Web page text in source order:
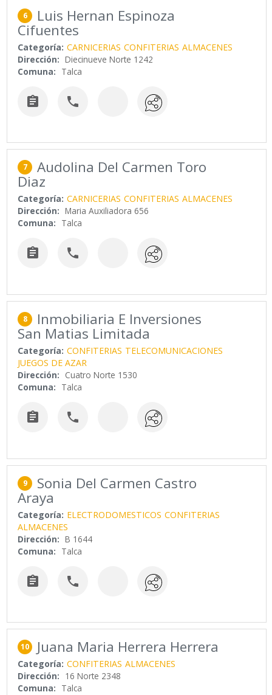
6 Luis Hernan Espinoza
Cifuentes
Categoría: CARNICERIAS CONFITERIAS ALMACENES
Dirección: Diecinueve Norte 1242
Comuna: Talca
 
7 Audolina Del Carmen Toro
Diaz
Categoría: CARNICERIAS CONFITERIAS ALMACENES
Dirección: Maria Auxiliadora 656
Comuna: Talca
 
8 Inmobiliaria E Inversiones
San Matias Limitada
Categoría: CONFITERIAS TELECOMUNICACIONES
JUEGOS DE AZAR
Dirección: Cuatro Norte 1530
Comuna: Talca
 
9 Sonia Del Carmen Castro
Araya
Categoría: ELECTRODOMESTICOS CONFITERIAS
ALMACENES
Dirección: B 1644
Comuna: Talca
 
10 Juana Maria Herrera Herrera
Categoría: CONFITERIAS ALMACENES
Dirección: 16 Norte 2348
Comuna: Talca